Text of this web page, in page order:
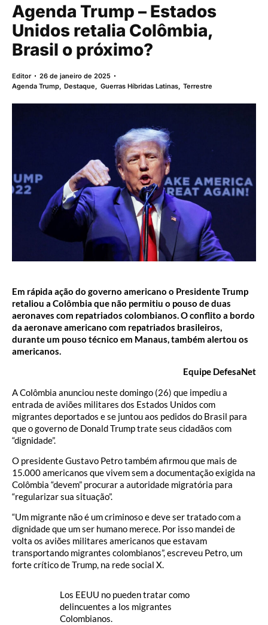
Agenda Trump – Estados
Unidos retalia Colômbia,
Brasil o próximo?
Editor
26 de janeiro de 2025
Agenda Trump,Destaque, Guerras Híbridas Latinas, Terrestre
Em rápida ação do governo americano o Presidente Trump
retaliou a Colômbia que não permitiu o pouso de duas
aeronaves com repatriados colombianos. O conflito a bordo
da aeronave americano com repatriados brasileiros,
durante um pouso técnico em Manaus, também alertou os
americanos.
Equipe DefesaNet
A Colômbia anunciou neste domingo (26) que impediu a
entrada de aviões militares dos Estados Unidos com
migrantes deportados e se juntou aos pedidos do Brasil para
que o governo de Donald Trump trate seus cidadãos com
“dignidade”.
O presidente Gustavo Petro também afirmou que mais de
15.000 americanos que vivem sem a documentação exigida na
Colômbia “devem” procurar a autoridade migratória para
“regularizar sua situação”.
“Um migrante não é um criminoso e deve ser tratado com a
dignidade que um ser humano merece. Por isso mandei de
volta os aviões militares americanos que estavam
transportando migrantes colombianos”, escreveu Petro, um
forte crítico de Trump, na rede social X.
Los EEUU no pueden tratar como
delincuentes a los migrantes
Colombianos.